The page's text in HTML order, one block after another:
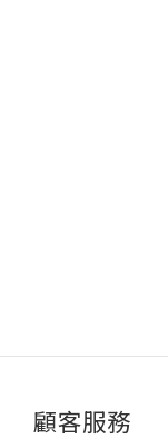
顧客服務